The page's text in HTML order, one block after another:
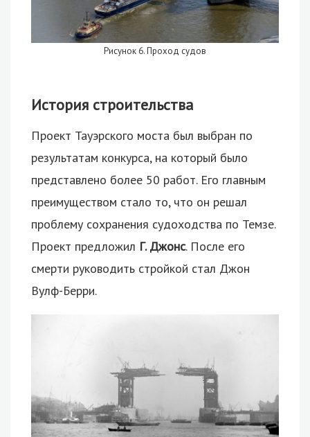
Рисунок 6. Проход судов
История строительства
Проект Тауэрского моста был выбран по
результатам конкурса, на который было
представлено более 50 работ. Его главным
преимуществом стало то, что он решал
проблему сохранения судоходства по Темзе.
Проект предложил Г. Джонс. После его
смерти руководить стройкой стал Джон
Вулф-Берри.